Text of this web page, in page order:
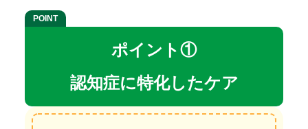
ポイント①
認知症に特化したケア